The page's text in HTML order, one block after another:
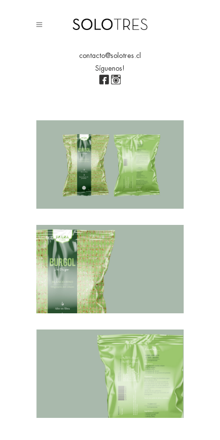
contacto@solotres.cl
Síguenos!